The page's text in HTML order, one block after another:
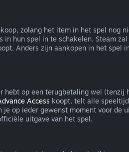
zolang het item in het spel nog
hun spel in te schakelen. Steam
Anders zijn aankopen in het spel
hebt op een terugbetaling wel (tenzij
Access koopt, telt alle
op ieder gewenst moment voor de
uitgave van het spel.